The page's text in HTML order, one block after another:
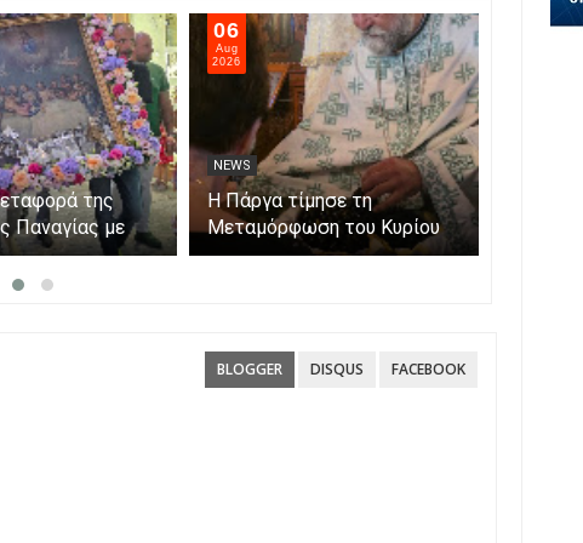
της
Παναγίας με
νησάκι.
06
Aug
2026
NEWS
Η Πάργα τίμησε τη
Μεταμόρφωση του Κυρίου
BLOGGER DISQUS FACEBOOK